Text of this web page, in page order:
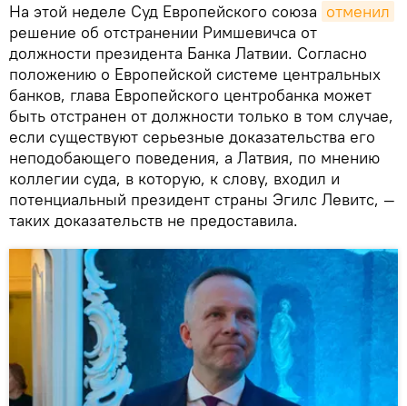
На этой неделе Суд Европейского союза отменил
решение об отстранении Римшевичса от
должности президента Банка Латвии. Согласно
положению о Европейской системе центральных
банков, глава Европейского центробанка может
быть отстранен от должности только в том случае,
если существуют серьезные доказательства его
неподобающего поведения, а Латвия, по мнению
коллегии суда, в которую, к слову, входил и
потенциальный президент страны Эгилс Левитс, —
таких доказательств не предоставила.